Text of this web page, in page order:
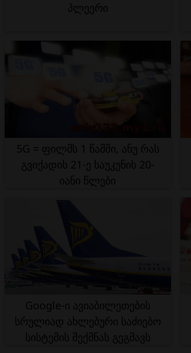
პლეერი
5G = ფილმს 1 წამში, ანუ რას
გვიქადის 21-ე საუკუნის 20-
იანი წლები
Google-ი ავიაბილეთების
სრულიად ახლებური საძიებო
სისტემის შექმნას გეგმავს